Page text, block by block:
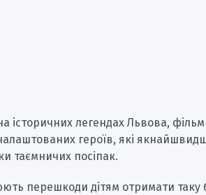
легендах Львова, фільм
героїв, які
таємничих посіпак.
перешкоди дітям отримати таку